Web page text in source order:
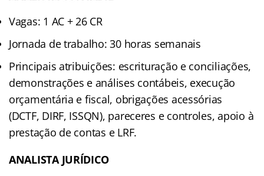
Vagas: 1 AC + 26 CR
Jornada de trabalho: 30 horas semanais
Principais atribuições: escrituração e conciliações,
demonstrações e análises contábeis, execução
orçamentária e fiscal, obrigações acessórias
(DCTF, DIRF, ISSQN), pareceres e controles, apoio à
prestação de contas e LRF.
ANALISTA JURÍDICO